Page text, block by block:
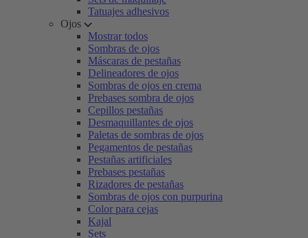
Tatuajes adhesivos
Ojos
Mostrar todos
Sombras de ojos
Máscaras de pestañas
Delineadores de ojos
Sombras de ojos en crema
Prebases sombra de ojos
Cepillos pestañas
Desmaquillantes de ojos
Paletas de sombras de ojos
Pegamentos de pestañas
Pestañas artificiales
Prebases pestañas
Rizadores de pestañas
Sombras de ojos con purpurina
Color para cejas
Kajal
Sets